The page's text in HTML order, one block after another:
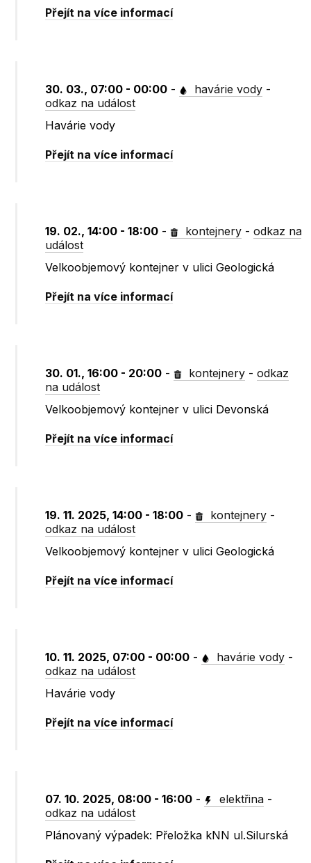
Přejít na více informací
30. 03., 07:00 - 00:00 - havárie vody -
odkaz na událost
Havárie vody
Přejít na více informací
19. 02., 14:00 - 18:00 - kontejnery -odkaz na
událost
Velkoobjemový kontejner v ulici Geologická
Přejít na více informací
30. 01., 16:00 - 20:00 - kontejnery -odkaz
na událost
Velkoobjemový kontejner v ulici Devonská
Přejít na více informací
19. 11. 2025, 14:00 - 18:00 - kontejnery -
odkaz na událost
Velkoobjemový kontejner v ulici Geologická
Přejít na více informací
10. 11. 2025, 07:00 - 00:00 - havárie vody -
odkaz na událost
Havárie vody
Přejít na více informací
07. 10. 2025, 08:00 - 16:00 - elektřina -
odkaz na událost
Plánovaný výpadek: Přeložka kNN ul.Silurská